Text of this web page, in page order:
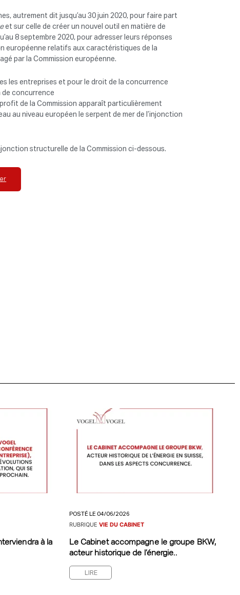
autrement dit jusqu’au 30 juin 2020, pour faire part
et sur celle de créer un nouvel outil en matière de
8 septembre 2020, pour adresser leurs réponses
européenne relatifs aux caractéristiques de la
par la Commission européenne.
les entreprises et pour le droit de la concurrence
de concurrence
de la Commission apparaît particulièrement
au niveau européen le serpent de mer de l’injonction
structurelle de la Commission ci-dessous.
à la
POSTÉ LE 04/06/2026
RUBRIQUE VIE DU CABINET
Le Cabinet accompagne le groupe BKW,
acteur historique de l’énergie..
LIRE